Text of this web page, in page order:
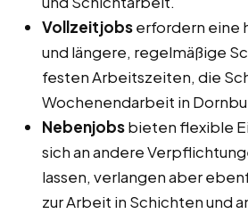
Vollzeitjobserfordern eine
und längere, regelmäßige
festen Arbeitszeiten, die
Wochenendarbeit in
Nebenjobsbieten flexible
sich an andere
lassen, verlangen aber
zur Arbeit in Schichten und